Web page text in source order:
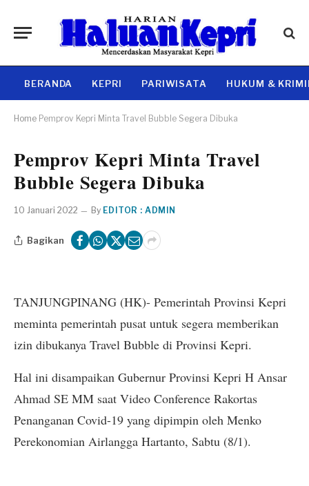
BERANDA KEPRI PARIWISATA HUKUM &
Home Pemprov Kepri Minta Travel Bubble Segera Dibuka
Pemprov Kepri Minta Travel
Bubble Segera Dibuka
10 Januari 2022 By EDITOR : ADMIN
Bagikan
TANJUNGPINANG (HK)- Pemerintah Provinsi Kepri
meminta pemerintah pusat untuk segera memberikan
izin dibukanya Travel Bubble di Provinsi Kepri.
Hal ini disampaikan Gubernur Provinsi Kepri H Ansar
Ahmad SE MM saat Video Conference Rakortas
Penanganan Covid-19 yang dipimpin oleh Menko
Perekonomian Airlangga Hartanto, Sabtu (8/1).